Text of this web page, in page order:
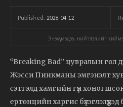
Published: 2026-04-12
Энэхүү мэдээ, нийтлэлийг
“Breaking Bad” цувралын гол
Жэсси Пинкманы эмгэнэлт
сэтгэлд хамгийн гүн
ертөнцийн харгис